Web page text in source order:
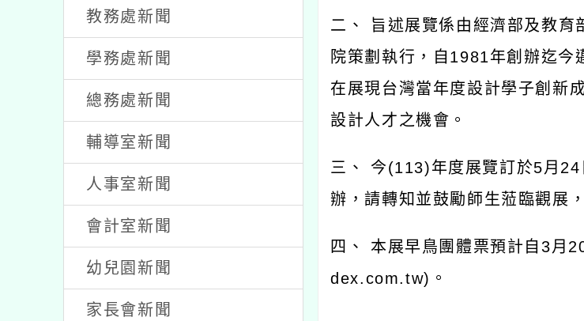
處室新聞
教務處新聞
學務處新聞
總務處新聞
輔導室新聞
人事室新聞
會計室新聞
幼兒園新聞
一、 依據財團法人台灣設計研
二、 旨述展覽係由經濟部及教育
院策劃執行，自1981年創辦迄今
在展現台灣當年度設計學子創新
設計人才之機會。
三、 今(113)年度展覽訂於5月
辦，請轉知並鼓勵師生蒞臨觀展
四、 本展早鳥團體票預計自3月